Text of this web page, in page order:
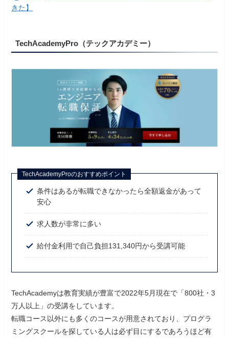
きた】
TechAcademyPro（テックアカデミー）
TechAcademyProのおすすめポイント
条件はあるが転職できなかったら全額返金があって
安心
求人数が非常に多い
給付金利用で自己負担131,340円から受講可能
TechAcademyは教育実績が豊富で2022年5月現在で「800社・3
万人以上」の受講をしています。
転職コース以外にも多くのコースが用意されており、プログラ
ミングスクールを探している人は必ず目にするであろうほど有